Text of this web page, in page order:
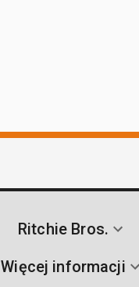
Ritchie Bros.
Więcej informacji